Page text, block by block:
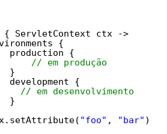
ServletContext ctx ->
{
production {
// em produção
}
development {
// em desenvolvimento
}
"foo" , "bar" )